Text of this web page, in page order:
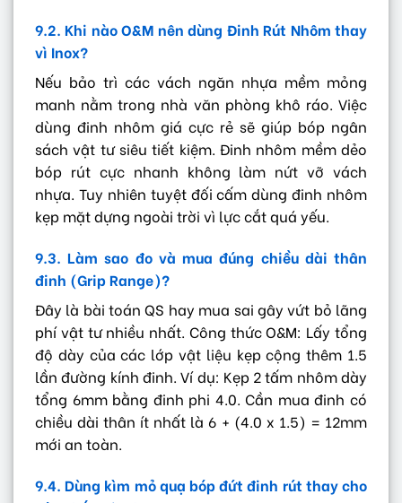
9.2. Khi nào O&M nên dùng Đinh Rút Nhôm thay
vì Inox?
Nếu bảo trì các vách ngăn nhựa mềm mỏng
manh nằm trong nhà văn phòng khô ráo. Việc
dùng đinh nhôm giá cực rẻ sẽ giúp bóp ngân
sách vật tư siêu tiết kiệm. Đinh nhôm mềm dẻo
bóp rút cực nhanh không làm nứt vỡ vách
nhựa. Tuy nhiên tuyệt đối cấm dùng đinh nhôm
kẹp mặt dựng ngoài trời vì lực cắt quá yếu.
9.3. Làm sao đo và mua đúng chiều dài thân
đinh (Grip Range)?
Đây là bài toán QS hay mua sai gây vứt bỏ lãng
phí vật tư nhiều nhất. Công thức O&M: Lấy tổng
độ dày của các lớp vật liệu kẹp cộng thêm 1.5
lần đường kính đinh. Ví dụ: Kẹp 2 tấm nhôm dày
tổng 6mm bằng đinh phi 4.0. Cần mua đinh có
chiều dài thân ít nhất là 6 + (4.0 x 1.5) = 12mm
mới an toàn.
9.4. Dùng kìm mỏ quạ bóp đứt đinh rút thay cho